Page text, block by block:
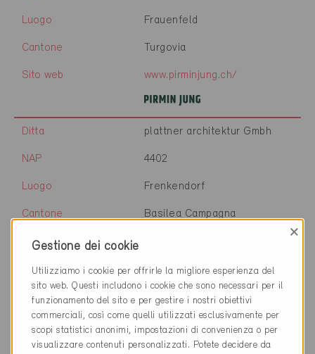
Luogo Frauenfeld
Cantone Turgovia
Sito web www.pirminjung.ch/
Ditta plattner architektur Gmbh
NAP 4402
Luogo Frenkendorf
Cantone Basilea Campagna
Sito web
Gaille Construction SA
NAP 2027
Gestione dei cookie
×
Utilizziamo i cookie per offrirle la migliore esperienza del
sito web. Questi includono i cookie che sono necessari per il
funzionamento del sito e per gestire i nostri obiettivi
commerciali, così come quelli utilizzati esclusivamente per
scopi statistici anonimi, impostazioni di convenienza o per
visualizzare contenuti personalizzati. Potete decidere da